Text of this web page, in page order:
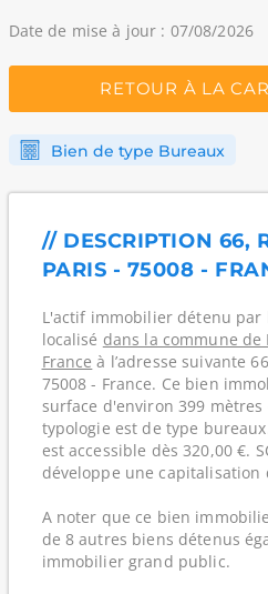
Date de mise à jour : 07/08/2026
RETOUR À LA
Bien de type Bureaux
// DESCRIPTION 66,
PARIS - 75008 -
L'actif immobilier détenu par
localisé dans la commune de
France à l’adresse suivante
75008 - France. Ce bien
surface d'environ 399
typologie est de type
est accessible dès 320,00 €.
développe une capitalisation
A noter que ce bien
de 8 autres biens détenus
immobilier grand public.